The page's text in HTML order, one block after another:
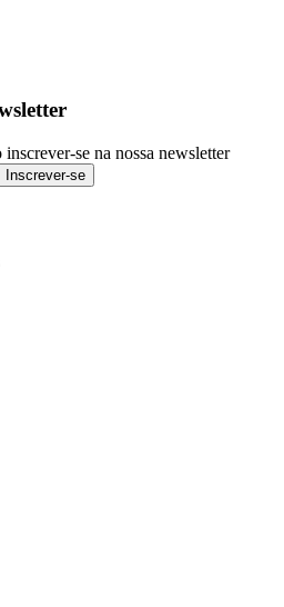
se na nossa newsletter
Inscrever-se